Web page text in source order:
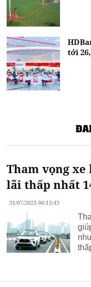
tới
Tham vọng
lãi thấp nhất
31/07/2025 06:15:43